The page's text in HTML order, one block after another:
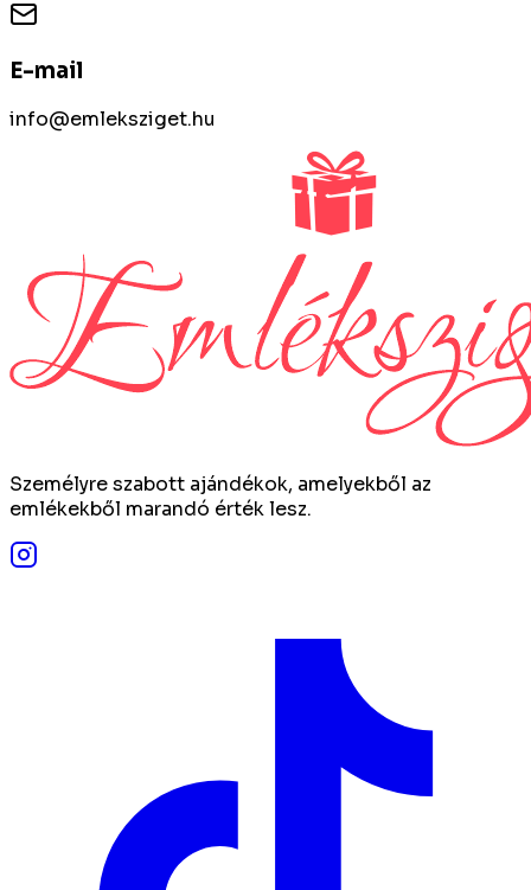
E-mail
info@emleksziget.hu
Személyre szabott ajándékok, amelyekből az
emlékekből marandó érték lesz.